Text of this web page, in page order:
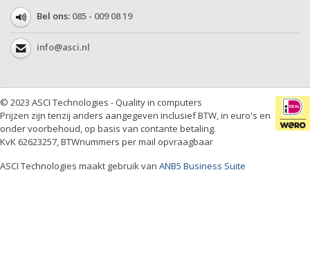
Bel ons: 085 - 009 08 19
info@asci.nl
© 2023 ASCI Technologies - Quality in computers
Prijzen zijn tenzij anders aangegeven inclusief BTW, in euro's en
onder voorbehoud, op basis van contante betaling.
KvK 62623257, BTWnummers per mail opvraagbaar
ASCI Technologies maakt gebruik van ANB5 Business Suite